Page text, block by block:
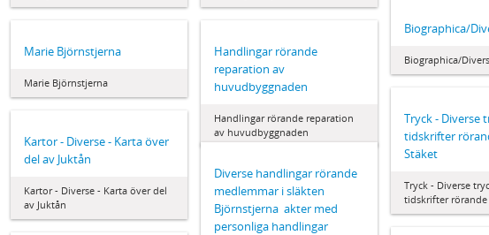
Biographica/
Biographica/
Marie Björnstjerna
Marie Björnstjerna
Handlingar rörande
reparation av
huvudbyggnaden
Handlingar rörande reparation
av huvudbyggnaden
Tryck - Diverse
tidskrifter
Stäket
Tryck - Diverse
tidskrifter rörande
Kartor - Diverse - Karta över
del av Juktån
Kartor - Diverse - Karta över del
av Juktån
Diverse handlingar rörande
medlemmar i släkten
Björnstjerna  akter med
personliga handlingar